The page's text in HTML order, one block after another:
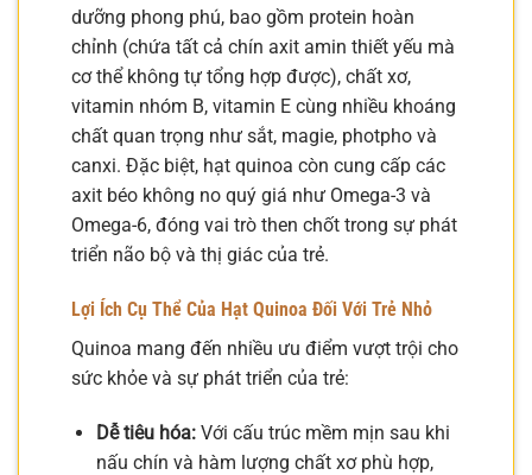
dưỡng phong phú, bao gồm protein hoàn
chỉnh (chứa tất cả chín axit amin thiết yếu mà
cơ thể không tự tổng hợp được), chất xơ,
vitamin nhóm B, vitamin E cùng nhiều khoáng
chất quan trọng như sắt, magie, photpho và
canxi. Đặc biệt, hạt quinoa còn cung cấp các
axit béo không no quý giá như Omega-3 và
Omega-6, đóng vai trò then chốt trong sự phát
triển não bộ và thị giác của trẻ.
Lợi Ích Cụ Thể Của Hạt Quinoa Đối Với Trẻ Nhỏ
Quinoa mang đến nhiều ưu điểm vượt trội cho
sức khỏe và sự phát triển của trẻ:
Dễ tiêu hóa:Với cấu trúc mềm mịn sau khi
nấu chín và hàm lượng chất xơ phù hợp,